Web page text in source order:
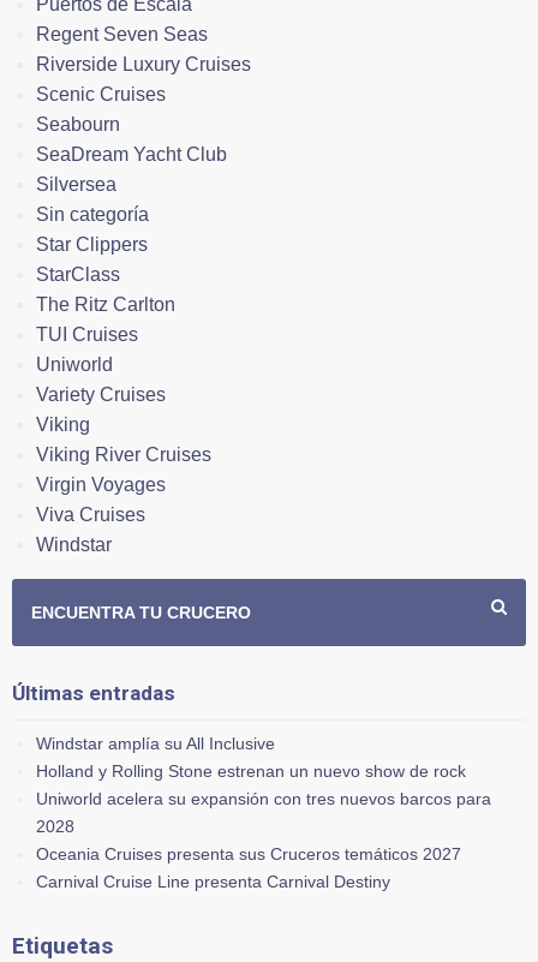
Regent Seven Seas
Riverside Luxury Cruises
Scenic Cruises
Seabourn
SeaDream Yacht Club
Silversea
Sin categoría
Star Clippers
StarClass
The Ritz Carlton
TUI Cruises
Uniworld
Variety Cruises
Viking
Viking River Cruises
Virgin Voyages
Viva Cruises
Windstar
ENCUENTRA TU CRUCERO
Últimas entradas
Windstar amplía su All Inclusive
Holland y Rolling Stone estrenan un nuevo show de rock
Uniworld acelera su expansión con tres nuevos barcos para
2028
Oceania Cruises presenta sus Cruceros temáticos 2027
Carnival Cruise Line presenta Carnival Destiny
Etiquetas